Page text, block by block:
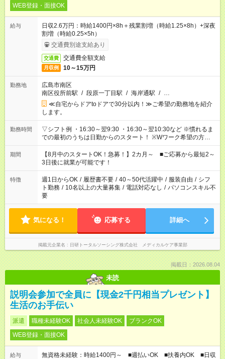
WEB登録・面接OK
給与
日収2.6万円：時給1400円×8h＋残業割増（時給1.25×8h）+深夜
割増（時給0.25×5h）
交通費別途支給あり
交通費 交通費全額支給
月収例 10～15万円
勤務地
広島市南区
南区役所前駅 / 段原一丁目駅 / 海岸通駅 / …
≪自宅からドアtoドアで30分以内！≫ご希望の勤務地を紹介
します。
勤務時間
▽シフト例 ・16:30～翌9:30 ・16:30～翌10:30など ※慣れるま
での最初のうちは日勤からのスタート！ ※Wワーク希望の方へ
今ご覧のお仕事で希望する勤務時間と、もう1つのお仕事の勤務
時間。 合計で週40時間を超える場合は応募できません。
期間
【8月中のスタートOK！急募！】2カ月～ ■ご応募から最短2～
3日後に就業が可能です！
特徴 週1日からOK / 履歴書不要 / 40～50代活躍中 / 服装自由 / シフ
ト勤務 / 10名以上の大量募集 / 電話対応なし / パソコンスキル不
要
気になる！ 応募する 詳細へ
掲載元企業名 日研トータルソーシング株式会社 メディカルケア事業部
掲載日：2026.08.04
未読
説明会参加で全員に【現金2千円相当プレゼント】
生活のお手伝い
派遣 職種未経験OK 社会人未経験OK
ブランクOK
WEB登録・面接OK
給与
無資格未経験：時給1400円～ ■週払いOK ■扶養内OK ■日収